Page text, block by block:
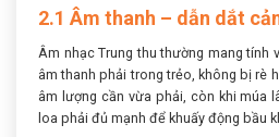
2.1 Âm thanh – dẫn dắt
Âm nhạc Trung thu thường mang tính
âm thanh phải trong trẻo, không bị rè
âm lượng cần vừa phải, còn khi múa
loa phải đủ mạnh để khuấy động bầu